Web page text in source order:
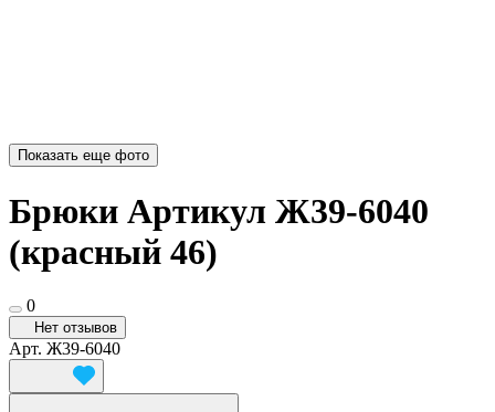
Показать еще фото
Брюки Артикул Ж39-6040
(красный 46)
0
Нет отзывов
Арт. Ж39-6040